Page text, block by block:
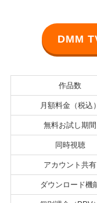
DMM
作品数
月額料金（税込）
無料お試し期間
同時視聴
アカウント共有
ダウンロード機